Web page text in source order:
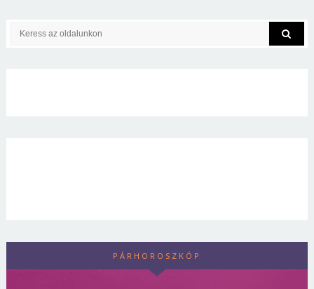
PÁRHOROSZKÓP